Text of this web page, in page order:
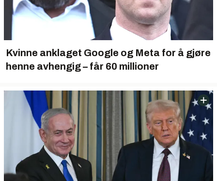
Kvinne anklaget Google og Meta for å gjøre
henne avhengig – får 60 millioner